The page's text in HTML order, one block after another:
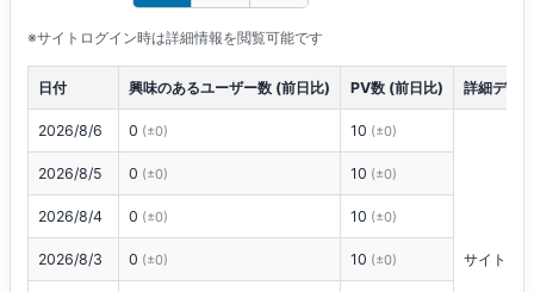
※サイトログイン時は詳細情報を閲覧可能です
日付 興味のあるユーザー数 (前日比) PV数 (前日比) 詳細デー
2026/8/6 0 (±0) 10 (±0)
サイトに
2026/8/5 0 (±0) 10 (±0)
2026/8/4 0 (±0) 10 (±0)
2026/8/3 0 (±0) 10 (±0)